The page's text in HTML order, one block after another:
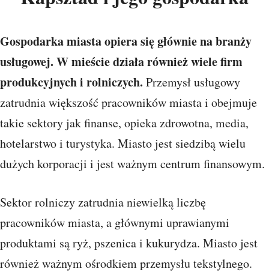
Gospodarka miasta opiera się głównie na branży
usługowej. W mieście działa również wiele firm
produkcyjnych i rolniczych. Przemysł usługowy
zatrudnia większość pracowników miasta i obejmuje
takie sektory jak finanse, opieka zdrowotna, media,
hotelarstwo i turystyka. Miasto jest siedzibą wielu
dużych korporacji i jest ważnym centrum finansowym.
Sektor rolniczy zatrudnia niewielką liczbę
pracowników miasta, a głównymi uprawianymi
produktami są ryż, pszenica i kukurydza. Miasto jest
również ważnym ośrodkiem przemysłu tekstylnego.